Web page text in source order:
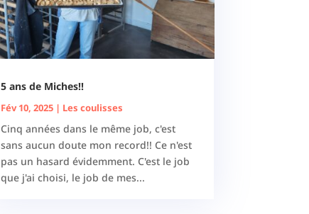
5 ans de Miches!!
Fév 10, 2025| Les coulisses
Cinq années dans le même job, c'est
sans aucun doute mon record!! Ce n'est
pas un hasard évidemment. C'est le job
que j'ai choisi, le job de mes...